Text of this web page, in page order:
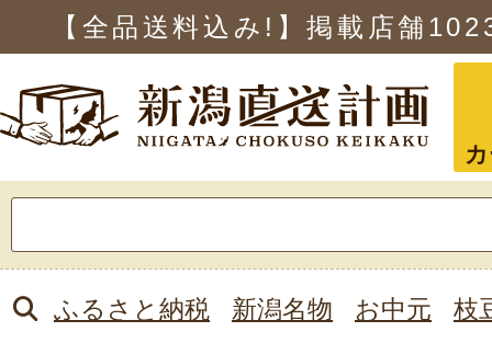
【全品送料込み!】掲載店舗
索:
ふるさと納税 新潟名物 お中元 枝